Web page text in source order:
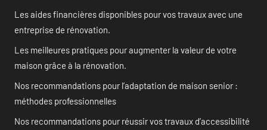
Les aides financières disponibles pour vos travaux avec une
entreprise de rénovation.
Les meilleures pratiques pour augmenter la valeur de votre
maison grâce à la rénovation.
Nos recommandations pour l’adaptation de maison senior :
méthodes professionnelles
Nos recommandations pour réussir vos travaux d’accessibilité